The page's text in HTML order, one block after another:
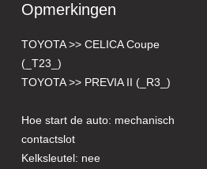
Opmerkingen
TOYOTA >> CELICA Coupe
(_T23_)
TOYOTA >> PREVIA II (_R3_)
Hoe start de auto: mechanisch
contactslot
Kelksleutel: nee